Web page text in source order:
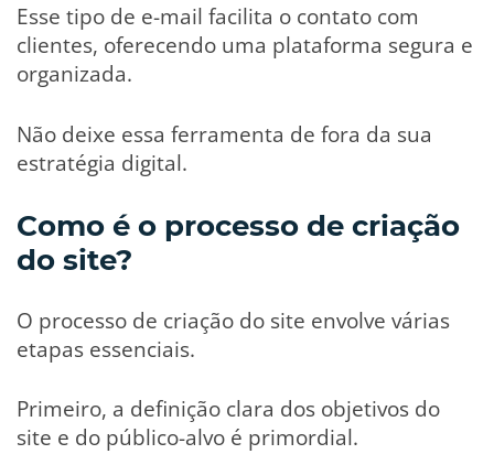
Esse tipo de e-mail facilita o contato com
clientes, oferecendo uma plataforma segura e
organizada.
Não deixe essa ferramenta de fora da sua
estratégia digital.
Como é o processo de criação
do site?
O processo de criação do site envolve várias
etapas essenciais.
Primeiro, a definição clara dos objetivos do
site e do público-alvo é primordial.